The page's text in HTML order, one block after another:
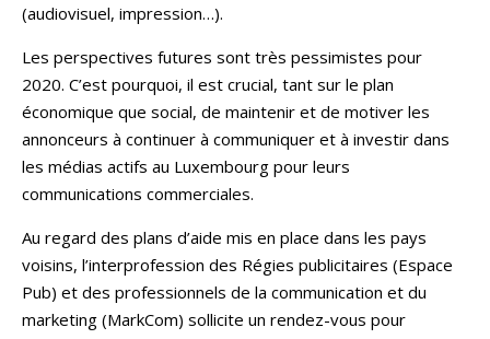
(audiovisuel, impression…).
Les perspectives futures sont très pessimistes pour
2020. C’est pourquoi, il est crucial, tant sur le plan
économique que social, de maintenir et de motiver les
annonceurs à continuer à communiquer et à investir dans
les médias actifs au Luxembourg pour leurs
communications commerciales.
Au regard des plans d’aide mis en place dans les pays
voisins, l’interprofession des Régies publicitaires (Espace
Pub) et des professionnels de la communication et du
marketing (MarkCom) sollicite un rendez-vous pour